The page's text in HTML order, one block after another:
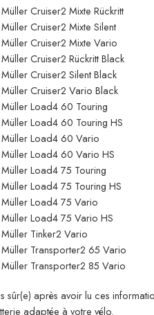
Cruiser2 Mixte Rückritt
Cruiser2 Mixte Silent
Cruiser2 Mixte Vario
Cruiser2 Rückritt Black
Cruiser2 Silent Black
Cruiser2 Vario Black
Load4 60 Touring
Load4 60 Touring HS
Müller Load4 60 Vario
Load4 60 Vario HS
Load4 75 Touring
Load4 75 Touring HS
Load4 75 Vario
Load4 75 Vario HS
Tinker2 Vario
Transporter2 65 Vario
Transporter2 85 Vario
sûr(e) après avoir lu ces
adaptée à votre vélo.